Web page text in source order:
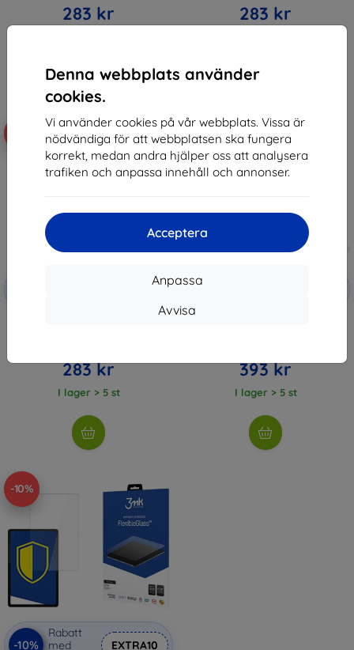
Denna webbplats använder
cookies.
Vi använder cookies på vår webbplats. Vissa är
nödvändiga för att webbplatsen ska fungera
korrekt, medan andra hjälper oss att analysera
trafiken och anpassa innehåll och annonser.
Acceptera
Anpassa
Avvisa
283 kr 283 kr
EXTRA10
283 kr
I lager > 5 st
-10%
-10%
393 kr
I lager > 5 st
-10%
-10%
Rabatt
med
EXTRA10